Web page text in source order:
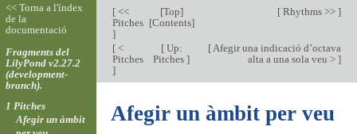
[<<
Pitches
]
[Top]
[Contents]
[Rhythms >> ]
[<
Pitches
]
[Up:
Pitches]
[Afegir una indicació d’octava
alta a una sola veu > ]
Afegir un àmbit per veu
<< Torna a l'índex
de la
documentació
Fragments del
LilyPond v2.27.2
(development-
branch).
1 Pitches
Afegir un àmbit